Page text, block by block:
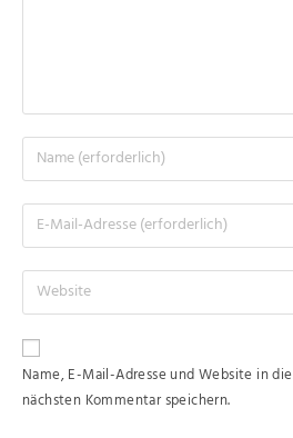
Name, E-Mail-Adresse und Website in
nächsten Kommentar speichern.